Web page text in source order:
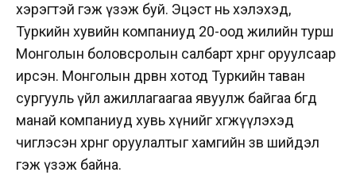
хэрэгтэй гэж үзэж буй. Эцэст нь хэлэхэд,
Туркийн хувийн компаниуд 20-оод жилийн турш
Монголын боловсролын салбарт хөрөнгө оруулсаар
ирсэн. Монголын дөрвөн хотод Туркийн таван
сургууль үйл ажиллагаагаа явуулж байгаа бөгөөд
манай компаниуд хувь хүнийг хөгжүүлэхэд
чиглэсэн хөрөнгө оруулалтыг хамгийн зөв шийдэл
гэж үзэж байна.